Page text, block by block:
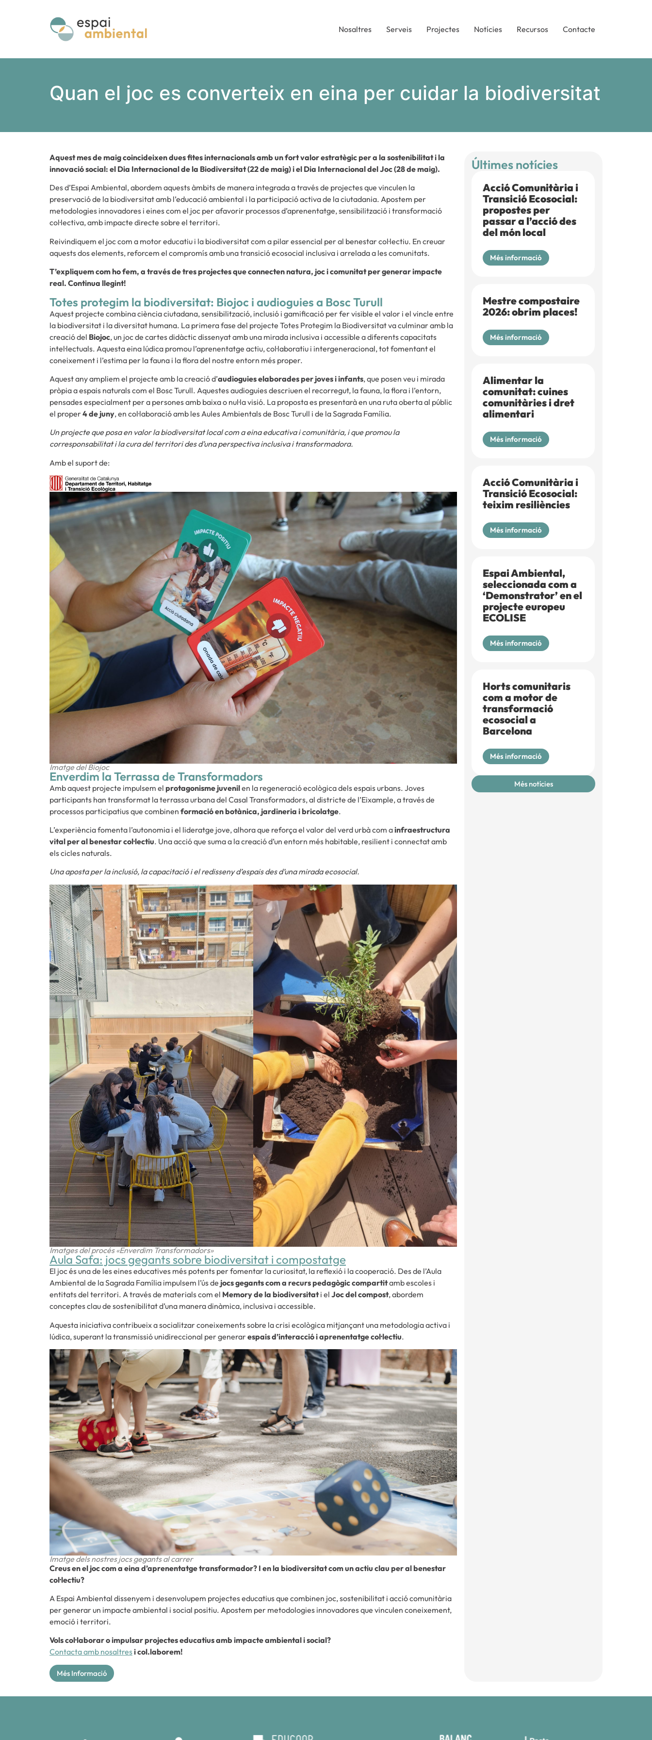
Nosaltres Serveis Projectes Notícies Recursos Contacte
Quan el joc es converteix en eina per cuidar la biodiversitat
Últimes notícies
Acció Comunitària i
Transició Ecosocial:
propostes per
passar a l’acció des
del món local
Més informació
Mestre compostaire
2026: obrim places!
Més informació
Alimentar la
comunitat: cuines
comunitàries i dret
alimentari
Més informació
Acció Comunitària i
Transició Ecosocial:
teixim resiliències
Més informació
Espai Ambiental,
seleccionada com a
‘Demonstrator’ en el
projecte europeu
ECOLISE
Més informació
Horts comunitaris
com a motor de
transformació
ecosocial a
Barcelona
Més informació
Més notícies
Aquest mes de maig coincideixen dues fites internacionals amb un fort valor estratègic per a la sostenibilitat i la
innovació social: el Dia Internacional de la Biodiversitat (22 de maig) i el Dia Internacional del Joc (28 de maig).
Des d’Espai Ambiental, abordem aquests àmbits de manera integrada a través de projectes que vinculen la
preservació de la biodiversitat amb l’educació ambiental i la participació activa de la ciutadania. Apostem per
metodologies innovadores i eines com el joc per afavorir processos d’aprenentatge, sensibilització i transformació
col·lectiva, amb impacte directe sobre el territori.
Reivindiquem el joc com a motor educatiu i la biodiversitat com a pilar essencial per al benestar col·lectiu. En creuar
aquests dos elements, reforcem el compromís amb una transició ecosocial inclusiva i arrelada a les comunitats.
T’expliquem com ho fem, a través de tres projectes que connecten natura, joc i comunitat per generar impacte
real. Continua llegint!
Totes protegim la biodiversitat: Biojoc i audioguies a Bosc Turull
Aquest projecte combina ciència ciutadana, sensibilització, inclusió i gamificació per fer visible el valor i el vincle entre
la biodiversitat i la diversitat humana. La primera fase del projecte Totes Protegim la Biodiversitat va culminar amb la
creació del Biojoc, un joc de cartes didàctic dissenyat amb una mirada inclusiva i accessible a diferents capacitats
intel·lectuals. Aquesta eina lúdica promou l’aprenentatge actiu, col·laboratiu i intergeneracional, tot fomentant el
coneixement i l’estima per la fauna i la flora del nostre entorn més proper.
Aquest any ampliem el projecte amb la creació d’audioguies elaborades per joves i infants, que posen veu i mirada
pròpia a espais naturals com el Bosc Turull. Aquestes audioguies descriuen el recorregut, la fauna, la flora i l’entorn,
pensades especialment per a persones amb baixa o nul·la visió. La proposta es presentarà en una ruta oberta al públic
el proper4 de juny, en col·laboració amb les Aules Ambientals de Bosc Turull i de la Sagrada Família.
Un projecte que posa en valor la biodiversitat local com a eina educativa i comunitària, i que promou la
corresponsabilitat i la cura del territori des d’una perspectiva inclusiva i transformadora.
Amb el suport de:
Imatge del Biojoc
Enverdim la Terrassa de Transformadors
Amb aquest projecte impulsem el protagonisme juvenilen la regeneració ecològica dels espais urbans. Joves
participants han transformat la terrassa urbana del Casal Transformadors, al districte de l’Eixample, a través de
processos participatius que combinen formació en botànica, jardineria i bricolatge.
L’experiència fomenta l’autonomia i el lideratge jove, alhora que reforça el valor del verd urbà com ainfraestructura
vital per al benestar col·lectiu. Una acció que suma a la creació d’un entorn més habitable, resilient i connectat amb
els cicles naturals.
Una aposta per la inclusió, la capacitació i el redisseny d’espais des d’una mirada ecosocial.
Imatges del procés «Enverdim Transformadors»
Aula Safa: jocs gegants sobre biodiversitat i compostatge
El joc és una de les eines educatives més potents per fomentar la curiositat, la reflexió i la cooperació. Des de l’Aula
Ambiental de la Sagrada Família impulsem l’ús de jocs gegants com a recurs pedagògic compartitamb escoles i
entitats del territori. A través de materials com el Memory de la biodiversitati el Joc del compost, abordem
conceptes clau de sostenibilitat d’una manera dinàmica, inclusiva i accessible.
Aquesta iniciativa contribueix a socialitzar coneixements sobre la crisi ecològica mitjançant una metodologia activa i
lúdica, superant la transmissió unidireccional per generarespais d’interacció i aprenentatge col·lectiu.
Imatge dels nostres jocs gegants al carrer
Creus en el joc com a eina d’aprenentatge transformador? I en la biodiversitat com un actiu clau per al benestar
col·lectiu?
A Espai Ambiental dissenyem i desenvolupem projectes educatius que combinen joc, sostenibilitat i acció comunitària
per generar un impacte ambiental i social positiu. Apostem per metodologies innovadores que vinculen coneixement,
emoció i territori.
Vols col·laborar o impulsar projectes educatius amb impacte ambiental i social?
Contacta amb nosaltresi col.laborem!
Més Informació